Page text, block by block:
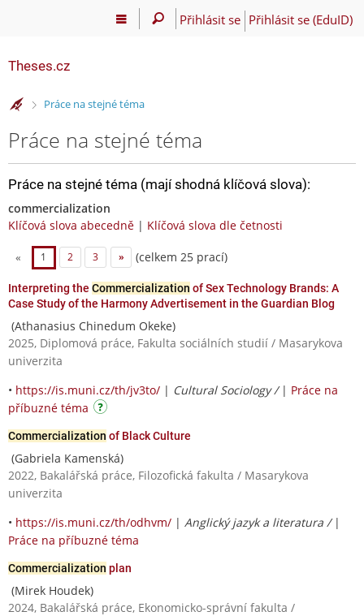
Přihlásit se Přihlásit se (EduID)
Theses.cz
>Práce na stejné téma
Práce na stejné téma
Práce na stejné téma (mají shodná klíčová slova):
commercialization
Klíčová slova abecedně | Klíčová slova dle četnosti
« 1 2 3 » (celkem 25 prací)
Interpreting the Commercialization of Sex Technology Brands: A
Case Study of the Harmony Advertisement in the Guardian Blog
(Athanasius Chinedum Okeke)
2025, Diplomová práce, Fakulta sociálních studií / Masarykova
univerzita
• https://is.muni.cz/th/jv3to/ | Cultural Sociology / | Práce na
příbuzné téma
Commercialization of Black Culture
(Gabriela Kamenská)
2022, Bakalářská práce, Filozofická fakulta / Masarykova
univerzita
• https://is.muni.cz/th/odhvm/ | Anglický jazyk a literatura / |
Práce na příbuzné téma
Commercialization plan
(Mirek Houdek)
2024, Bakalářská práce, Ekonomicko-správní fakulta /